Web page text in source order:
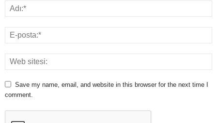
Save my name, email, and website in this browser for the next time I
comment.